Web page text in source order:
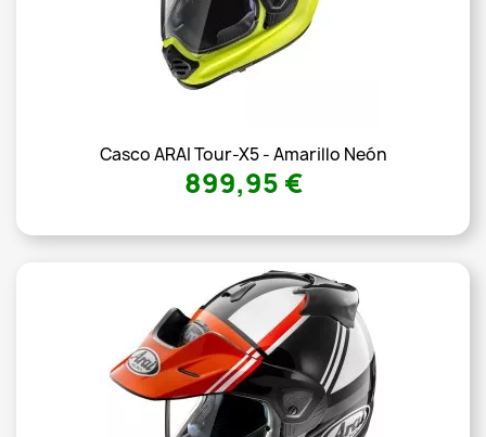
Casco ARAI Tour-X5 - Amarillo Neón
899,95 €